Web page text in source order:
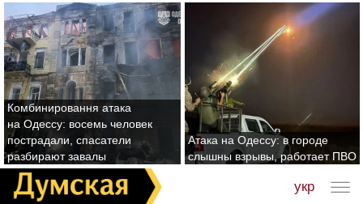
Комбинировання атака
на Одессу: восемь человек
пострадали, спасатели
разбирают завалы
Атака на Одессу: в городе
слышны взрывы, работает ПВО
укр